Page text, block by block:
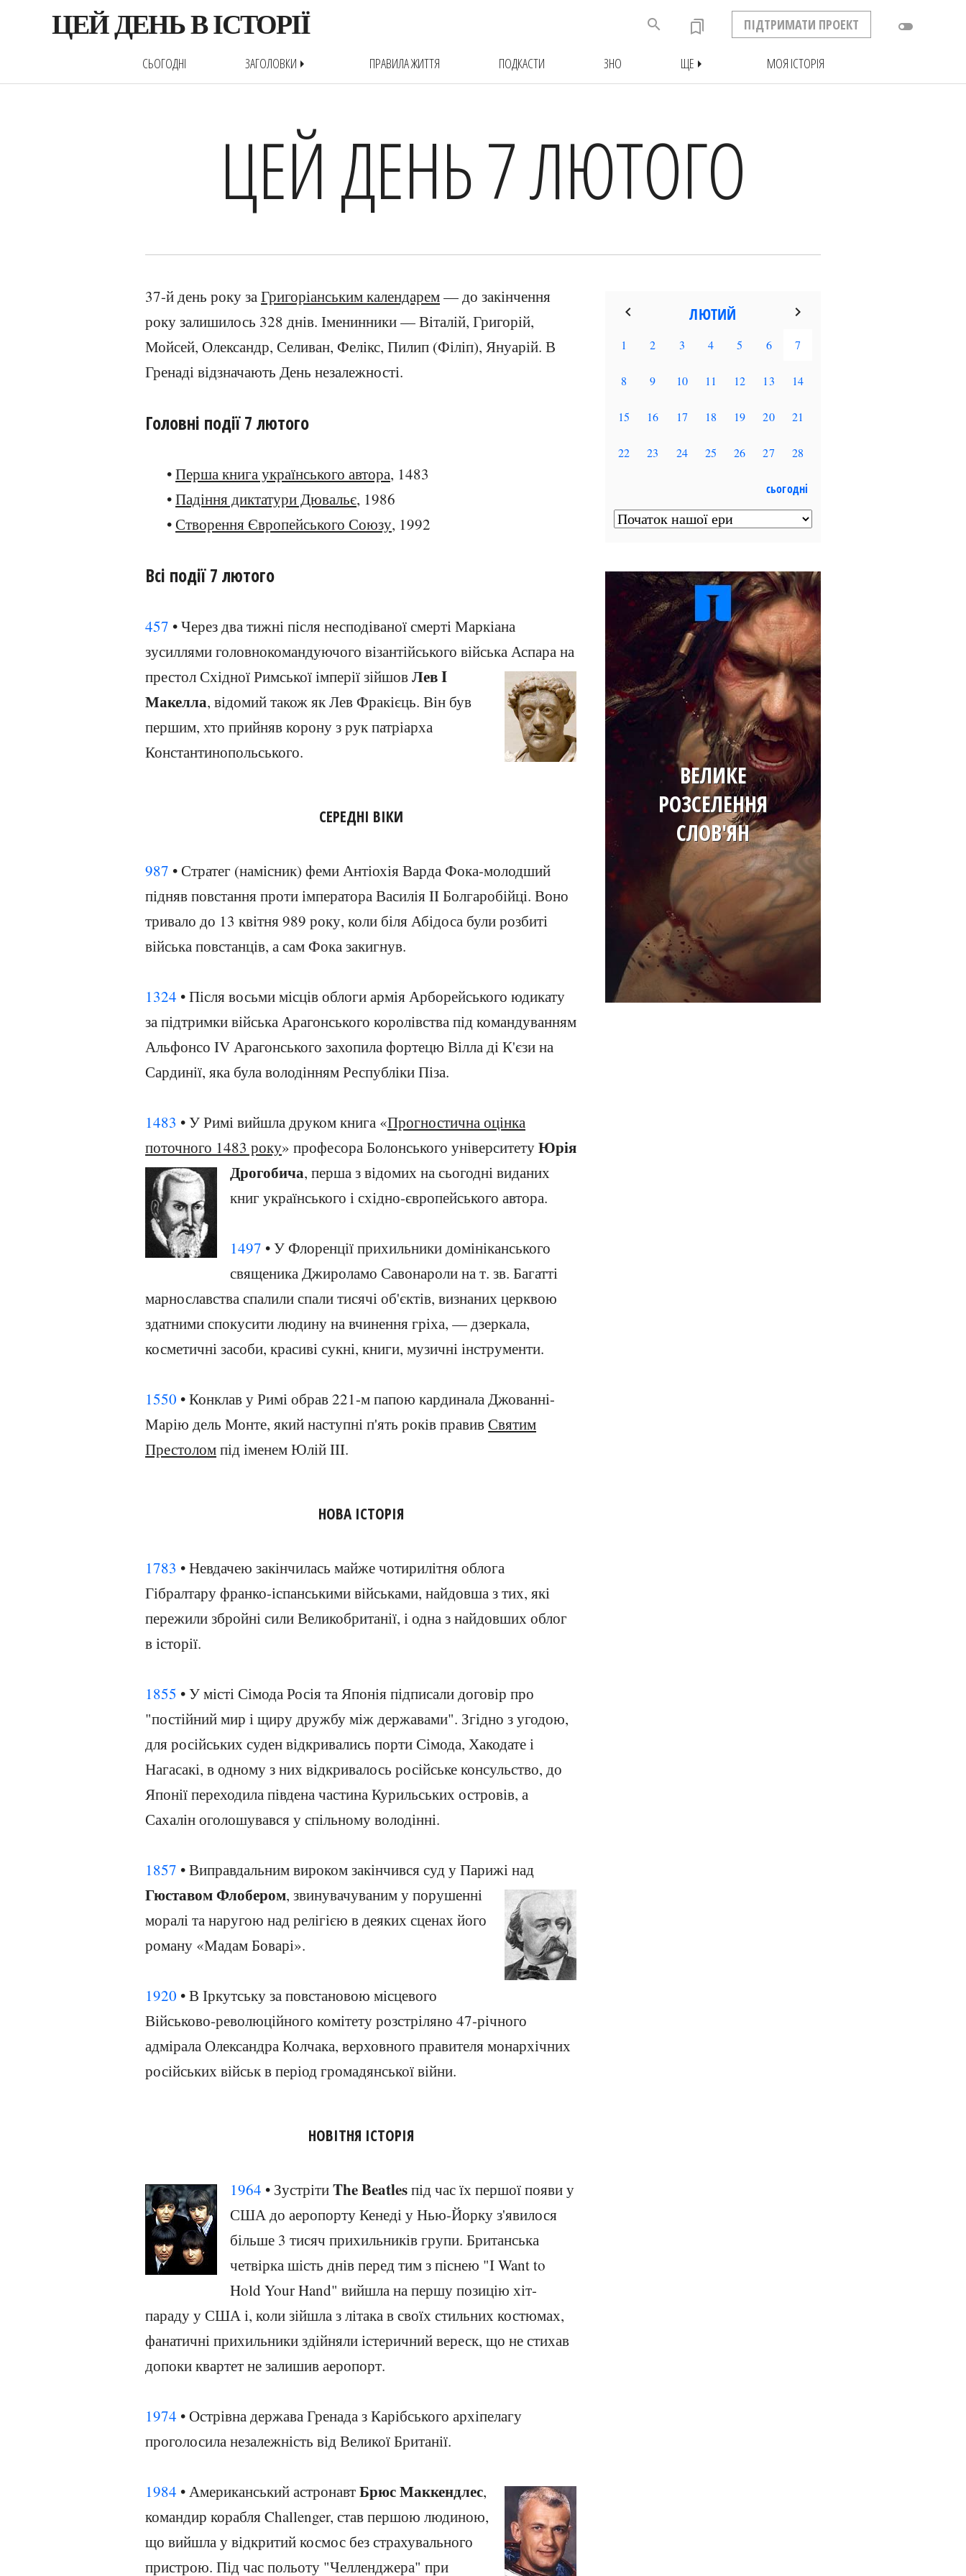
ЦЕЙ ДЕНЬ В ІСТОРІЇ toggle_off
ПІДТРИМАТИ ПРОЕКТ
bookmarks
search
СЬОГОДНІ ЗАГОЛОВКИarrow_right ПРАВИЛА ЖИТТЯ ПОДКАСТИ ЗНО ЩЕarrow_right МОЯ ІСТОРІЯ
ЦЕЙ ДЕНЬ 7 ЛЮТОГО
37-й день року заГригоріанським календарем— до закінчення
року залишилось 328 днів. Іменинники — Віталій, Григорій,
Мойсей, Олександр, Селиван, Фелікс, Пилип (Філіп), Януарій. В
Гренаді відзначають День незалежності.
Головні події 7 лютого
•Перша книга українського автора, 1483
•Падіння диктатури Дювальє, 1986
•Створення Європейського Союзу, 1992
Всі події 7 лютого
457 • Через два тижні після несподіваної смерті Маркіана
зусиллями головнокомандуючого візантійського війська Аспара на
престол Східної Римської імперії зійшовЛев I
Макелла, відомий також як Лев Фракієць. Він був
першим, хто прийняв корону з рук патріарха
Константинопольського.
СЕРЕДНІ ВІКИ
987 • Стратег (намісник) феми Антіохія Варда Фока-молодший
підняв повстання проти імператора Василія II Болгаробійці. Воно
тривало до 13 квітня 989 року, коли біля Абідоса були розбиті
війська повстанців, а сам Фока закигнув.
1324 • Після восьми місців облоги армія Арборейського юдикату
за підтримки війська Арагонського королівства під командуванням
Альфонсо IV Арагонського захопила фортецю Вілла ді К'єзи на
Сардинії, яка була володінням Республіки Піза.
1483 • У Римі вийшла друком книга «Прогностична оцінка
поточного 1483 року» професора Болонського університетуЮрія
Дрогобича, перша з відомих на сьогодні виданих
книг українського і східно-європейського автора.
1497 • У Флоренції прихильники домініканського
священика Джироламо Савонароли на т. зв. Багатті
марнославства спалили спали тисячі об'єктів, визнаних церквою
здатними спокусити людину на вчинення гріха, — дзеркала,
косметичні засоби, красиві сукні, книги, музичні інструменти.
1550 • Конклав у Римі обрав 221-м папою кардинала Джованні-
Марію дель Монте, який наступні п'ять років правивСвятим
Престоломпід іменем Юлій III.
НОВА ІСТОРІЯ
1783 • Невдачею закінчилась майже чотирилітня облога
Гібралтару франко-іспанськими військами, найдовша з тих, які
пережили збройні сили Великобританії, і одна з найдовших облог
в історії.
1855 • У місті Сімода Росія та Японія підписали договір про
"постійний мир і щиру дружбу між державами". Згідно з угодою,
для російських суден відкривались порти Сімода, Хакодате і
Нагасакі, в одному з них відкривалось російське консульство, до
Японії переходила південа частина Курильських островів, а
Сахалін оголошувався у спільному володінні.
1857 • Виправдальним вироком закінчився суд у Парижі над
Гюставом Флобером, звинувачуваним у порушенні
моралі та наругою над релігією в деяких сценах його
роману «Мадам Боварі».
1920 • В Іркутську за повстановою місцевого
Військово-революційного комітету розстріляно 47-річного
адмірала Олександра Колчака, верховного правителя монархічних
російських військ в період громадянської війни.
НОВІТНЯ ІСТОРІЯ
1964 • ЗустрітиThe Beatlesпід час їх першої появи у
США до аеропорту Кенеді у Нью-Йорку з'явилося
більше 3 тисяч прихильників групи. Британська
четвірка шість днів перед тим з піснею "I Want to
Hold Your Hand" вийшла на першу позицію хіт-
параду у США і, коли зійшла з літака в своїх стильних костюмах,
фанатичні прихильники здійняли істеричний вереск, що не стихав
допоки квартет не залишив аеропорт.
1974 • Острівна держава Гренада з Карібського архіпелагу
проголосила незалежність від Великої Британії.
1984 • Американський астронавтБрюс Маккендлес,
командир корабля Challenger, став першою людиною,
що вийшла у відкритий космос без страхувального
пристрою. Під час польоту "Челленджера" при
ВЕЛИКЕ
РОЗСЕЛЕННЯ
СЛОВ'ЯН